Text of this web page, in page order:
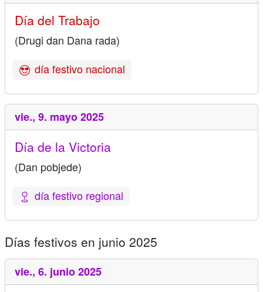
Día del Trabajo
(Drugi dan Dana rada)
día festivo nacional
vie., 9. mayo 2025
Día de la Victoria
(Dan pobjede)
día festivo regional
Días festivos en junio 2025
vie., 6. junio 2025